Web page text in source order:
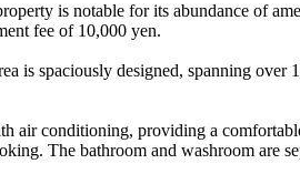
is notable for its abundance of
fee of 10,000 yen.
spaciously designed, spanning over
air conditioning, providing a
The bathroom and washroom are